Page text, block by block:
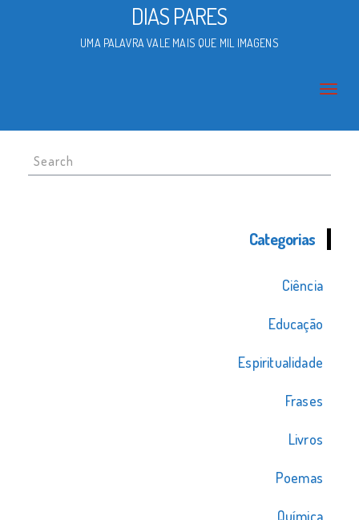
DIAS PARES
UMA PALAVRA VALE MAIS QUE MIL IMAGENS
Search
for:
Categorias
Ciência
Educação
Espiritualidade
Frases
Livros
Poemas
Química